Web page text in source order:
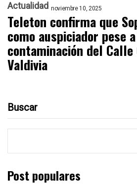
Actualidad noviembre 10, 2025
Teleton confirma que
como auspiciador pese
contaminación del Calle
Valdivia
Buscar
Post populares